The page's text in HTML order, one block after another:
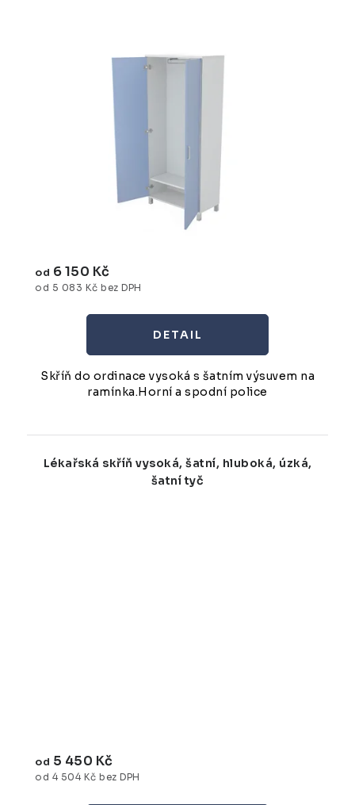
od 5 083 Kč bez DPH
od 6 150 Kč
Skříň do ordinace vysoká s šatním výsuvem na
ramínka.Horní a spodní police
Lékařská skříň vysoká, šatní, hluboká, úzká,
šatní tyč
od 4 504 Kč bez DPH
od 5 450 Kč